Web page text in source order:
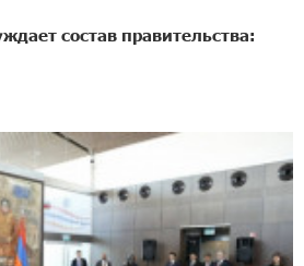
состав правительства: